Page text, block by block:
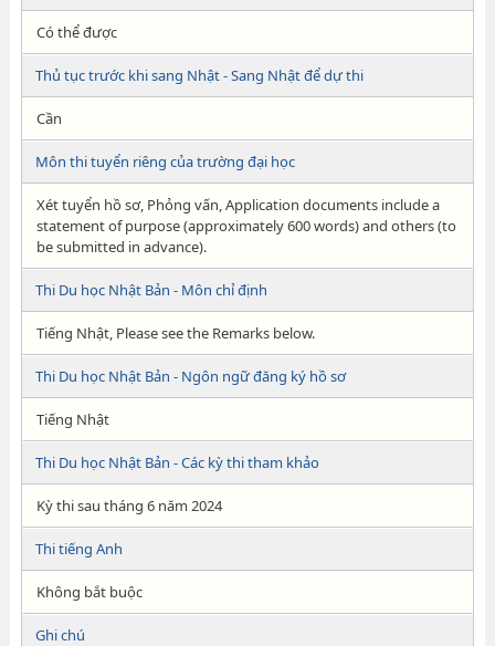
Có thể được
Thủ tục trước khi sang Nhật - Sang Nhật để dự thi
Cần
Môn thi tuyển riêng của trường đại học
Xét tuyển hồ sơ, Phỏng vấn, Application documents include a
statement of purpose (approximately 600 words) and others (to
be submitted in advance).
Thi Du học Nhật Bản - Môn chỉ định
Tiếng Nhật, Please see the Remarks below.
Thi Du học Nhật Bản - Ngôn ngữ đăng ký hồ sơ
Tiếng Nhật
Thi Du học Nhật Bản - Các kỳ thi tham khảo
Kỳ thi sau tháng 6 năm 2024
Thi tiếng Anh
Không bắt buộc
Ghi chú